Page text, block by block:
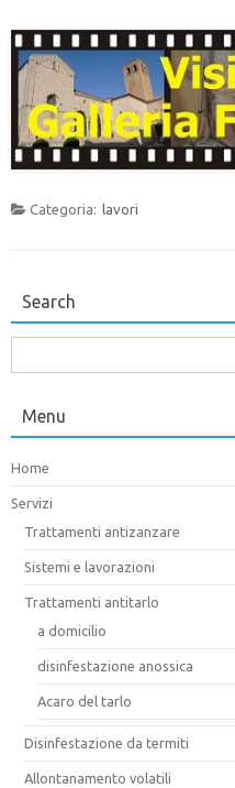
Categoria: lavori
Search
per:
Menu
Home
Servizi
Trattamenti antizanzare
Sistemi e lavorazioni
Trattamenti antitarlo
a domicilio
disinfestazione anossica
Acaro del tarlo
Disinfestazione da termiti
Allontanamento volatili